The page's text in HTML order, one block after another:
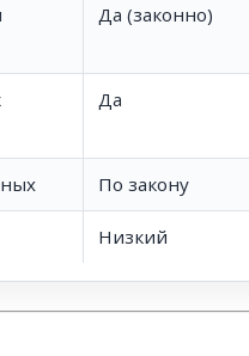
Да (законно)
Да
По закону
Низкий